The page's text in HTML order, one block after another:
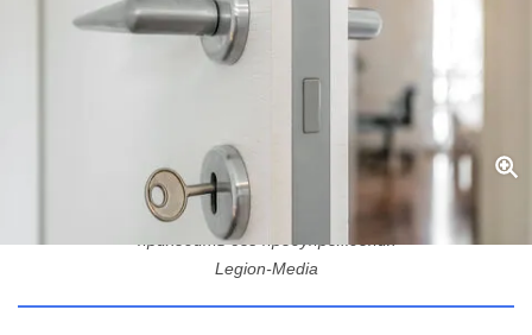
С 1 июля начнётся проверка квартир: инспекторы будут
приходить без предупреждения
Legion-Media